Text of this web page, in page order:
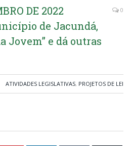
DE 2022
de Jacundá,
Jovem” e dá outras
0
ATIVIDADES LEGISLATIVAS, PROJETOS DE LEI